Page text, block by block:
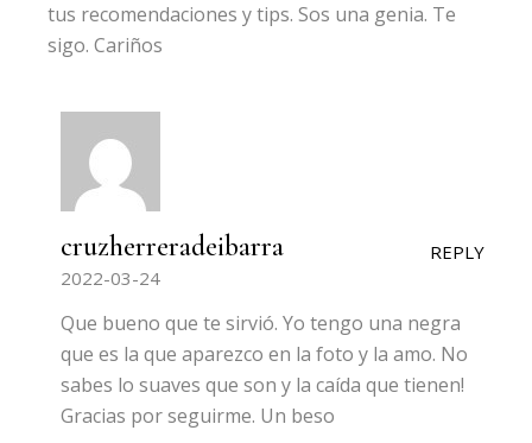
tus recomendaciones y tips. Sos una genia. Te
sigo. Cariños
cruzherreradeibarra
2022-03-24
REPLY
Que bueno que te sirvió. Yo tengo una negra
que es la que aparezco en la foto y la amo. No
sabes lo suaves que son y la caída que tienen!
Gracias por seguirme. Un beso